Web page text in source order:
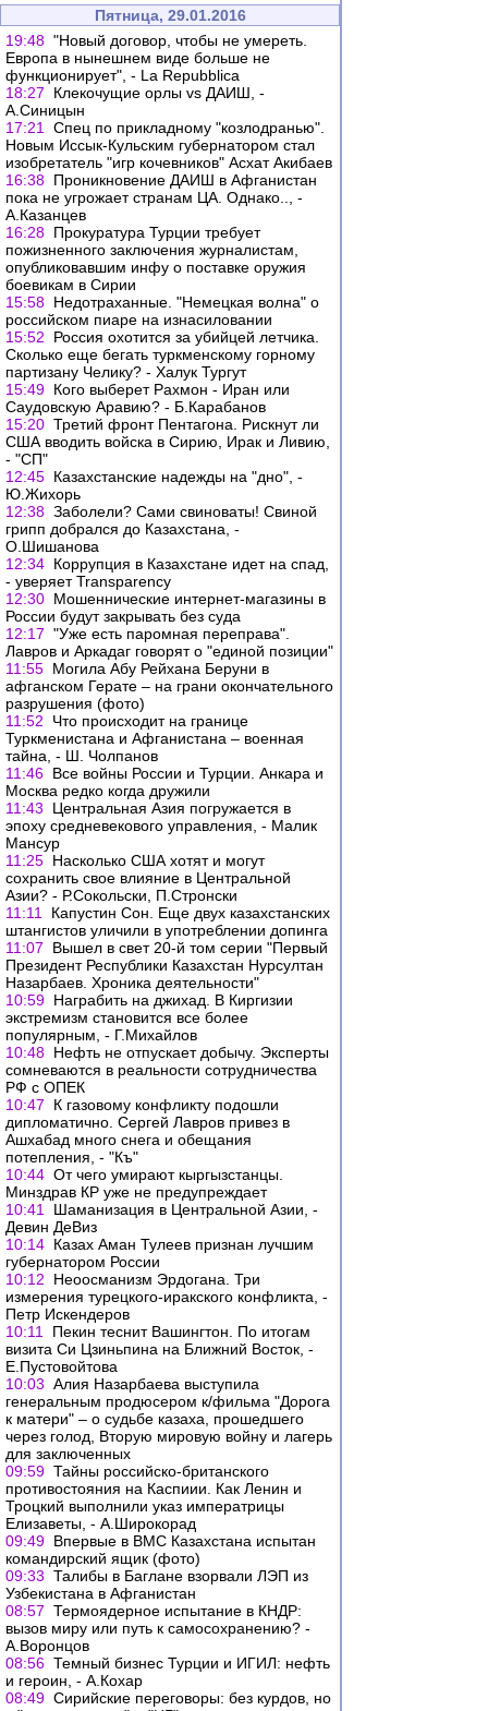
Пятница, 29.01.2016
19:48 "Новый договор, чтобы не умереть.
Европа в нынешнем виде больше не
функционирует", - La Repubblica
18:27
Клекочущие орлы vs ДАИШ, -
А.Синицын
17:21
Спец по прикладному "козлодранью".
Новым Иссык-Кульским губернатором стал
изобретатель "игр кочевников" Асхат Акибаев
16:38 Проникновение ДАИШ в Афганистан
пока не угрожает странам ЦА. Однако.., -
А.Казанцев
16:28 Прокуратура Турции требует
пожизненного заключения журналистам,
опубликовавшим инфу о поставке оружия
боевикам в Сирии
15:58 Недотраханные. "Немецкая волна" о
российском пиаре на изнасиловании
15:52
Россия охотится за убийцей летчика.
Сколько еще бегать туркменскому горному
партизану Челику? - Халук Тургут
15:49 Кого выберет Рахмон - Иран или
Саудовскую Аравию? - Б.Карабанов
15:20 Третий фронт Пентагона. Рискнут ли
США вводить войска в Сирию, Ирак и Ливию,
- "СП"
12:45 Казахстанские надежды на "дно", -
Ю.Жихорь
12:38 Заболели? Сами свиноваты! Свиной
грипп добрался до Казахстана, -
О.Шишанова
12:34 Коррупция в Казахстане идет на спад,
- уверяет Transparency
12:30 Мошеннические интернет-магазины в
России будут закрывать без суда
12:17 "Уже есть паромная переправа".
Лавров и Аркадаг говорят о "единой позиции"
11:55 Могила Абу Рейхана Беруни в
афганском Герате – на грани окончательного
разрушения (фото)
11:52
Что происходит на границе
Туркменистана и Афганистана – военная
тайна, - Ш. Чолпанов
11:46 Все войны России и Турции. Анкара и
Москва редко когда дружили
11:43
Центральная Азия погружается в
эпоху средневекового управления, - Малик
Мансур
11:25 Насколько США хотят и могут
сохранить свое влияние в Центральной
Азии? - Р.Сокольски, П.Стронски
11:11
Капустин Сон. Еще двух казахстанских
штангистов уличили в употреблении допинга
11:07
Вышел в свет 20-й том серии "Первый
Президент Республики Казахстан Нурсултан
Назарбаев. Хроника деятельности"
10:59 Награбить на джихад. В Киргизии
экстремизм становится все более
популярным, - Г.Михайлов
10:48 Нефть не отпускает добычу. Эксперты
сомневаются в реальности сотрудничества
РФ с ОПЕК
10:47
К газовому конфликту подошли
дипломатично. Сергей Лавров привез в
Ашхабад много снега и обещания
потепления, - "Къ"
10:44 От чего умирают кыргызстанцы.
Минздрав КР уже не предупреждает
10:41
Шаманизация в Центральной Азии, -
Девин ДеВиз
10:14 Казах Аман Тулеев признан лучшим
губернатором России
10:12
Неоосманизм Эрдогана. Три
измерения турецкого-иракского конфликта, -
Петр Искендеров
10:11
Пекин теснит Вашингтон. По итогам
визита Си Цзиньпина на Ближний Восток, -
Е.Пустовойтова
10:03 Алия Назарбаева выступила
генеральным продюсером к/фильма "Дорога
к матери" – о судьбе казаха, прошедшего
через голод, Вторую мировую войну и лагерь
для заключенных
09:59 Тайны российско-британского
противостояния на Каспиии. Как Ленин и
Троцкий выполнили указ императрицы
Елизаветы, - А.Широкорад
09:49 Впервые в ВМС Казахстана испытан
командирский ящик (фото)
09:33 Талибы в Баглане взорвали ЛЭП из
Узбекистана в Афганистан
08:57 Термоядерное испытание в КНДР:
вызов миру или путь к самосохранению? -
А.Воронцов
08:56 Темный бизнес Турции и ИГИЛ: нефть
и героин, - А.Кохар
08:49 Сирийские переговоры: без курдов, но